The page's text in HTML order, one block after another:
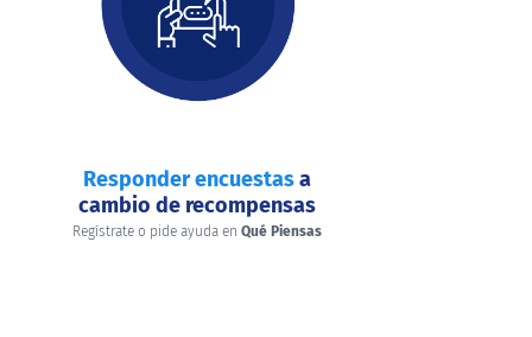
Responder encuestasa
cambio de recompensas
Regístrate o pide ayuda en Qué Piensas